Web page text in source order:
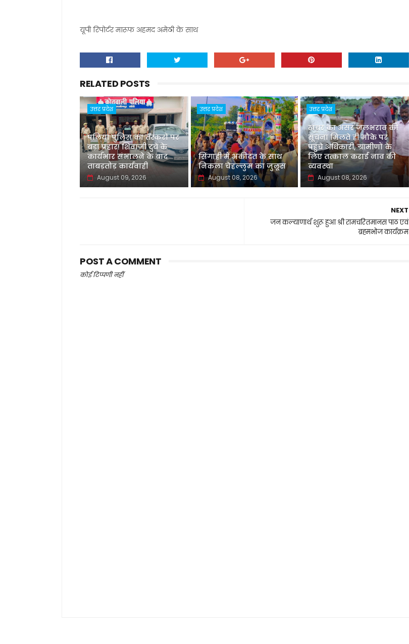
यूपी रिपोर्टर मारूफ अहमद अमेठी के साथ
RELATED POSTS
उत्तर प्रदेश
पलिया पुलिस का तस्करों पर
बड़ा प्रहार! शिवाजी दुबे के
कार्यभार संभालने के बाद
ताबड़तोड़ कार्यवाही
August 09, 2026
उत्तर प्रदेश
सिंगाही में अकीदत के साथ
निकला चेहल्लुम का जुलूस
August 08, 2026
उत्तर प्रदेश
खबर का असर जलभराव की
सूचना मिलते ही मौके पर
पहुंचे अधिकारी, ग्रामीणों के
लिए तत्काल कराई नाव की
व्यवस्था
August 08, 2026
NEXT
जन कल्याणार्थ शुरू हुआ श्री रामचरितमानस पाठ एवं
ब्रह्मभोज कार्यक्रम
POST A COMMENT
कोई टिप्पणी नहीं